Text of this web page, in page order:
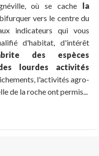
où se cache la
vers le centre du
indicateurs qui vous
d'habitat, d'intérêt
des espèces
lourdes activités
l'activités agro-
de la roche ont permis...